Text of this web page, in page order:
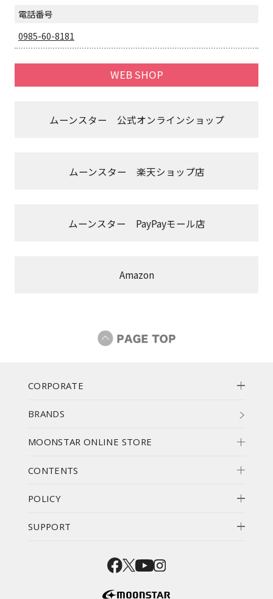
電話番号
0985-60-8181
WEB SHOP
ムーンスター 公式オンラインショップ
ムーンスター 楽天ショップ店
ムーンスター PayPayモール店
Amazon
CORPORATE
BRANDS
MOONSTAR ONLINE STORE
CONTENTS
POLICY
SUPPORT